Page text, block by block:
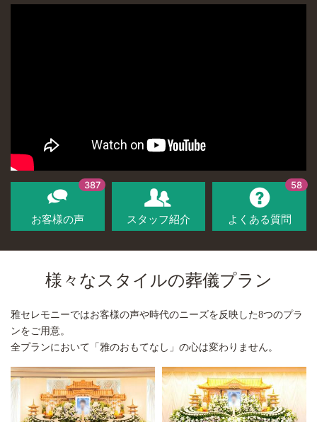
お客様の声
387
スタッフ紹介 よくある質問
58
様々なスタイルの葬儀プラン
雅セレモニーではお客様の声や時代のニーズを反映した8つのプラ
ンをご用意。
全プランにおいて「雅のおもてなし」の心は変わりません。